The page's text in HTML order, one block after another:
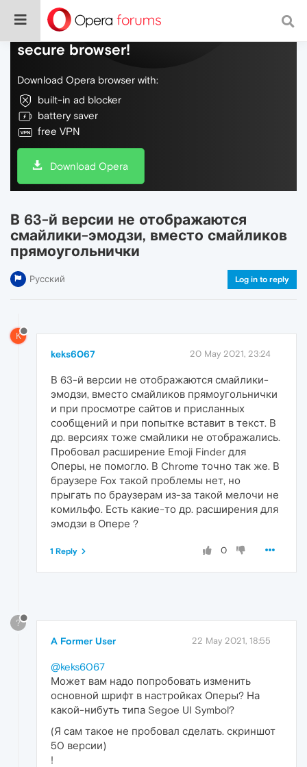
Do more on the web, with a fast and
secure browser!
Download Opera browser with:
built-in ad blocker
battery saver
free VPN
Download Opera
В 63-й версии не отображаются
смайлики-эмодзи, вместо смайликов
прямоугольнички
Русский Log in to reply
K
keks6067 20 May 2021, 23:24
В 63-й версии не отображаются смайлики-
эмодзи, вместо смайликов прямоугольнички
и при просмотре сайтов и присланных
сообщений и при попытке вставит в текст. В
др. версиях тоже смайлики не отображались.
Пробовал расширение Emoji Finder для
Оперы, не помогло. В Chrome точно так же. В
браузере Fox такой проблемы нет, но
прыгать по браузерам из-за такой мелочи не
комильфо. Есть какие-то др. расширения для
эмодзи в Опере ?
0
1 Reply
?
A Former User 22 May 2021, 18:55
@keks6067
Может вам надо попробовать изменить
основной шрифт в настройках Оперы? На
какой-нибуть типа Segoe UI Symbol?
(Я сам такое не пробовал сделать. скриншот
50 версии)
!